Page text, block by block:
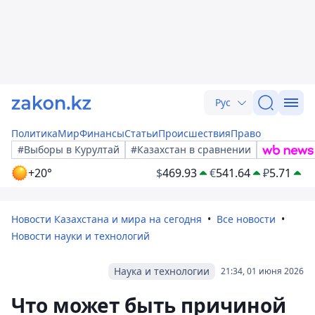
Рус
ПолитикаМирФинансыСтатьиПроисшествияПраво
#Выборы в Курултай
#Казахстан в сравнении
+20° $469.93 €541.64 ₽5.71
Новости Казахстана и мира на сегодня
Все новости
Новости науки и технологий
21:34, 01 июня 2026
Наука и технологии
Что может быть причиной